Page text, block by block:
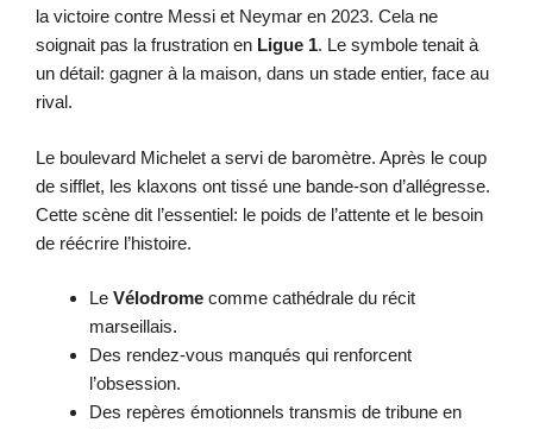
la victoire contre Messi et Neymar en 2023. Cela ne
soignait pas la frustration en Ligue 1. Le symbole tenait à
un détail: gagner à la maison, dans un stade entier, face au
rival.
Le boulevard Michelet a servi de baromètre. Après le coup
de sifflet, les klaxons ont tissé une bande-son d’allégresse.
Cette scène dit l’essentiel: le poids de l’attente et le besoin
de réécrire l’histoire.
Le Vélodrome comme cathédrale du récit
marseillais.
Des rendez-vous manqués qui renforcent
l’obsession.
Des repères émotionnels transmis de tribune en